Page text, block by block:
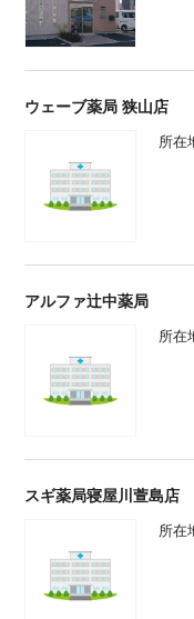
ウェーブ薬局 狭山店
所在
アルファ辻中薬局
所在
スギ薬局寝屋川萱島店
所在